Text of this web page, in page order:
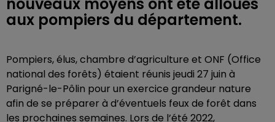
aux pompiers du département.
Pompiers, élus, chambre d’agriculture et ONF (Office
national des forêts) étaient réunis jeudi 27 juin à
Parigné-le-Pôlin pour un exercice grandeur nature
afin de se préparer à d’éventuels feux de forêt dans
les prochaines semaines. Lors de l’été 2022,